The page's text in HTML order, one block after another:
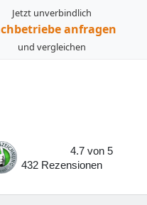
Jetzt unverbindlich
anfragen
und vergleichen
4.7 von 5
432
Rezensionen